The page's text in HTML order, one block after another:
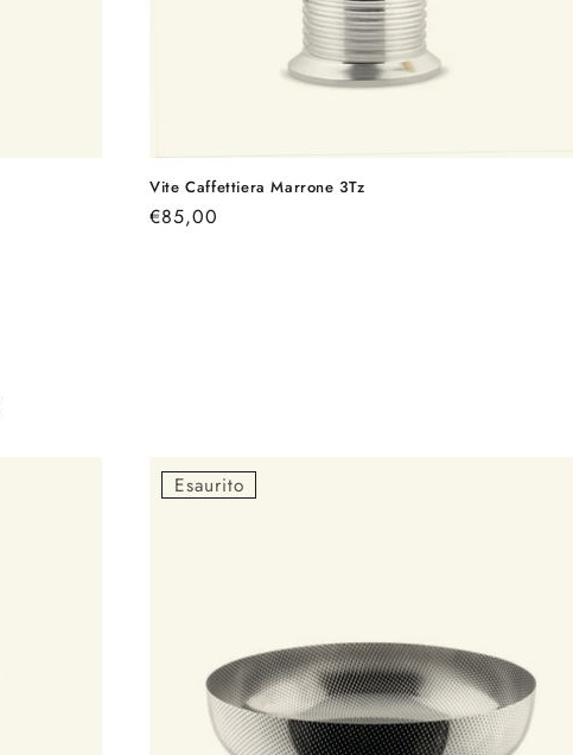
Vite Caffettiera Marrone 3Tz
Prezzo
€85,00
Esaurito